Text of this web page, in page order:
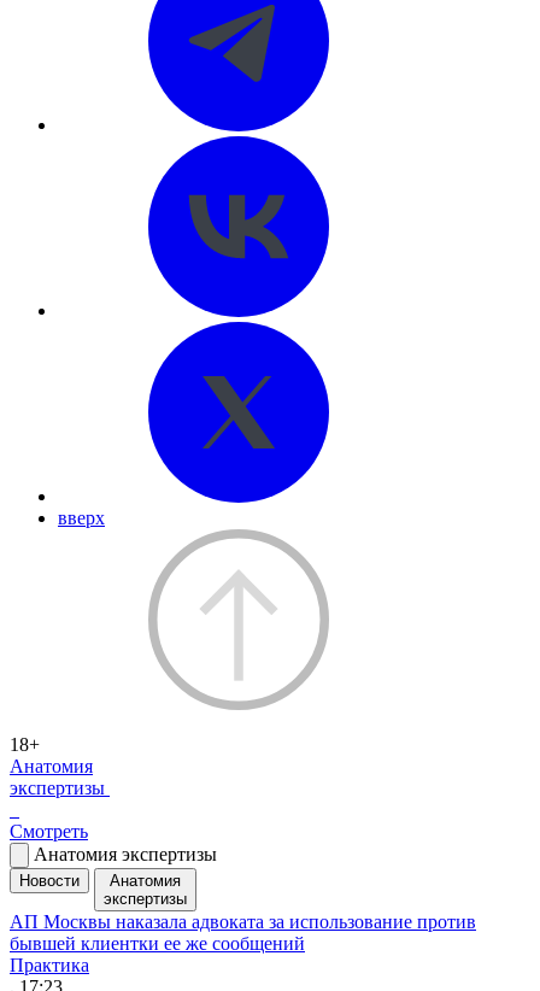
вверх
18+
Анатомия
экспертизы
Смотреть
Анатомия экспертизы
Новости
Анатомия
экспертизы
АП Москвы наказала адвоката за использование против
бывшей клиентки ее же сообщений
Практика
, 17:23